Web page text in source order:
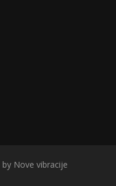
by Nove vibracije